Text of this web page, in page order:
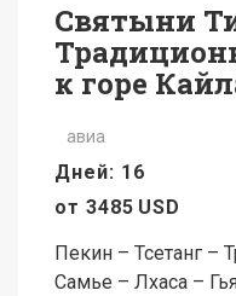
Святыни
к горе
авиа
Дней: 16
от 3485 USD
Пекин – Тсетанг –
Самье – Лхаса –